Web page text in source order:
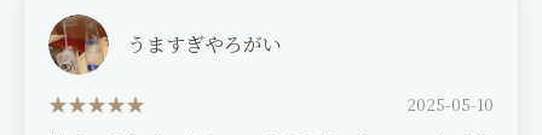
んと助かります。また色々教えてください。これか
らもよろしくお願いします♡
(Translated by Google)
うますぎやろがい
2025-05-10